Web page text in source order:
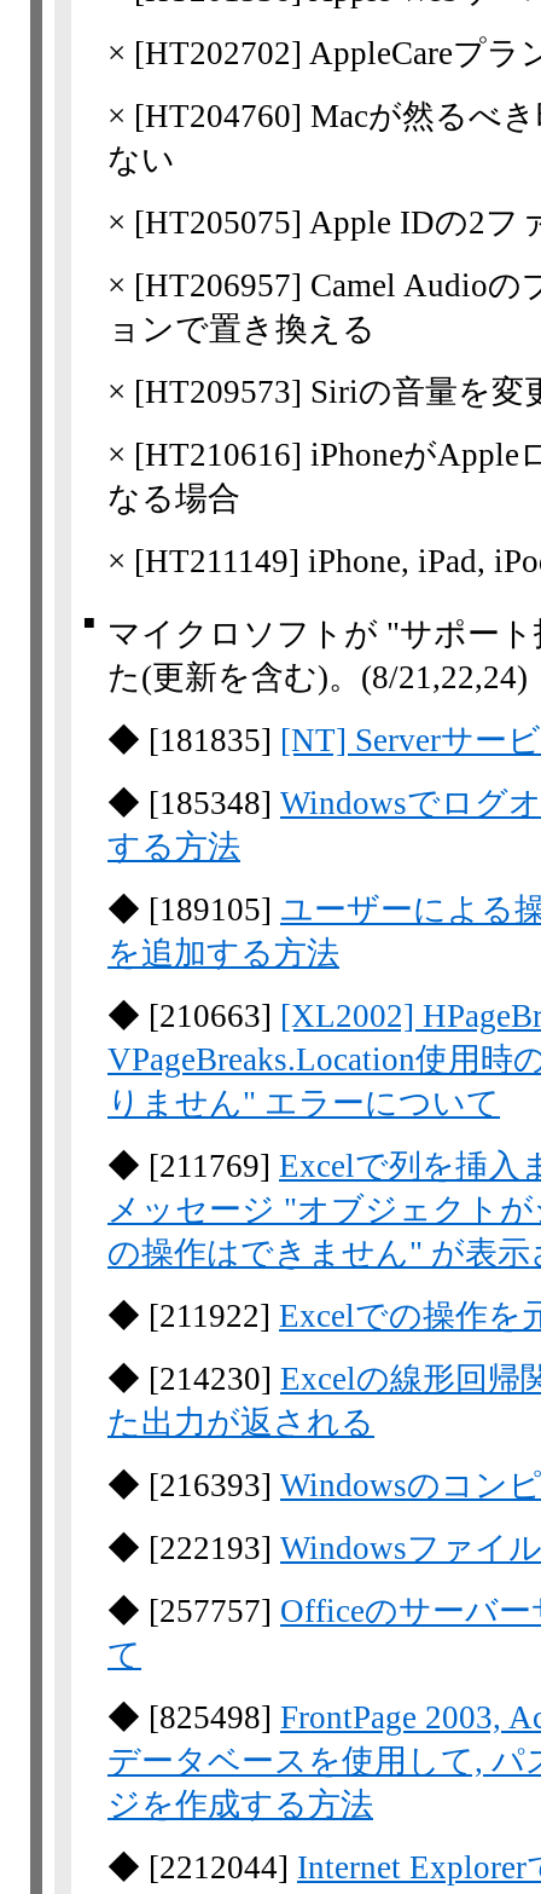
× [HT202702] AppleCareプラ
× [HT204760] Macが然るべ
ない
× [HT205075] Apple IDの2フ
× [HT206957] Camel Audio
ョンで置き換える
× [HT209573] Siriの音量を変
× [HT210616] iPhoneがApple
なる場合
× [HT211149] iPhone, iPad,
■
マイクロソフトが "サポー
た(更新を含む)。 (8/21,​22,​24)
◆ [181835] [NT] Serverサー
◆ [185348] Windowsでログ
する方法
◆ [189105] ユーザーによる
を追加する方法
◆ [210663] [XL2002]
VPageBreaks.Location使用
りません" エラーについて
◆ [211769] Excelで列を挿入
メッセージ "オブジェクト
の操作はできません" が表示
◆ [211922] Excelでの操作を
◆ [214230] Excelの線形回帰
た出力が返される
◆ [216393] Windowsのコン
◆ [222193] Windowsファイ
◆ [257757] Officeのサーバ
て
◆ [825498] FrontPage 2003,
データベースを使用して, パ
ジを作成する方法
◆ [2212044] Internet